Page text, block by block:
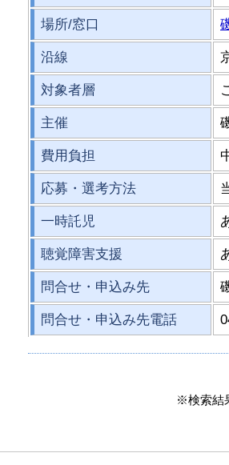
場所/窓口
沿線
対象者層
主催
費用負担
応募・選考方法
一時託児
聴覚障害支援
問合せ・申込み先
問合せ・申込み先電話
※検索結